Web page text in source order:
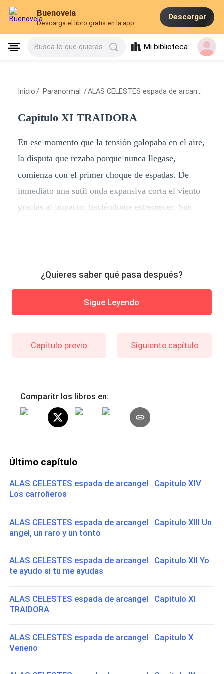
Buenovela
Descarga el libro gratis en la app
Descargar
Busca lo que quieras Mi biblioteca
Inicio / Paranormal /ALAS CELESTES espada de arcangel
Capitulo XI TRAIDORA
En ese momento que la tensión galopaba en el aire,
la disputa que rezaba porque nunca llegase,
comienza con el primer choque de espadas. De
inmediato una sutil onda expansiva corta el viento
gracias al impacto, haciéndome estremecer. Sus
¿Quieres saber qué pasa después?
Sigue Leyendo
Capítulo previo Siguiente capítulo
Comparitr los libros en:
Último capítulo
ALAS CELESTES espada de arcangel Capitulo XIV
Los carroñeros
ALAS CELESTES espada de arcangel Capitulo XIII Un
angel, un raro y un tonto
ALAS CELESTES espada de arcangel Capitulo XII Yo
te ayudo si tu me ayudas
ALAS CELESTES espada de arcangel Capitulo XI
TRAIDORA
ALAS CELESTES espada de arcangel Capitulo X
Veneno